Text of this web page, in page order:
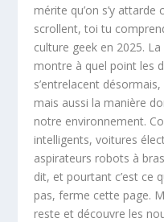
mérite qu’on s’y
scrollent, toi tu
culture geek en 2025.
montre à quel point les
s’entrelacent
mais aussi la manière
notre environnement.
intelligents, voitures
aspirateurs robots à
dit, et pourtant c’est ce
pas, ferme cette page.
reste et découvre les